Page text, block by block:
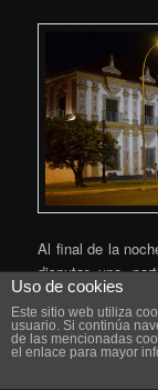
Al final de la
disputar una
pendiente una
con fuerzas, nos
mesa… “¡para
Uso de cookies
Este sitio web utiliza
usuario. Si continúa
de las mencionadas
el enlace para mayor